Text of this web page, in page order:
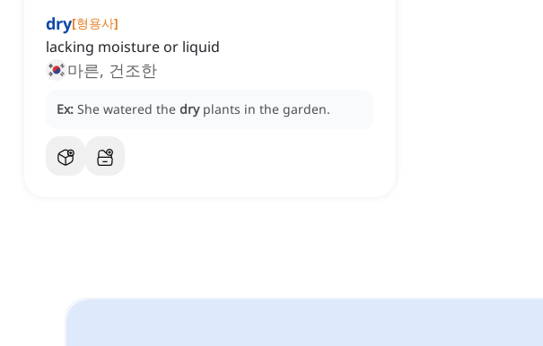
dry[형용사]
lacking moisture or liquid
마른, 건조한
Ex: She watered the dry plants in the garden.